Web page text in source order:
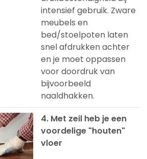
intensief gebruik. Zware
meubels en
bed/stoelpoten laten
snel afdrukken achter
en je moet oppassen
voor doordruk van
bijvoorbeeld
naaldhakken.
4. Met zeil heb je een
voordelige "houten"
vloer